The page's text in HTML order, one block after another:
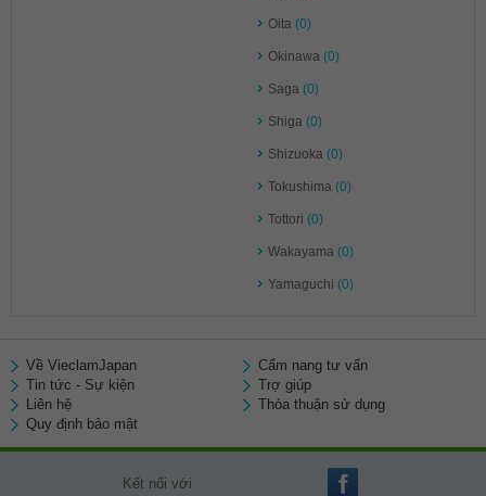
Oita (0)
Okinawa (0)
Saga (0)
Shiga (0)
Shizuoka (0)
Tokushima (0)
Tottori (0)
Wakayama (0)
Yamaguchi (0)
Về VieclamJapan
Cẩm nang tư vấn
Tin tức - Sự kiện
Trợ giúp
Liên hệ
Thỏa thuận sử dụng
Quy định bảo mật
Kết nối với